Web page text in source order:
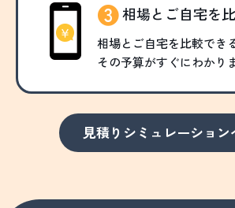
相場とご自宅を
相場とご自宅を比較でき
その予算がすぐにわかり
見積りシミュレーション